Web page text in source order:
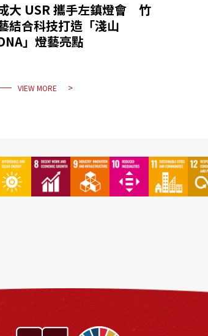
大 USR 攜手左鎮燈會 竹
結合科技打造「淺山
」燈藝亮點
VIEW MORE